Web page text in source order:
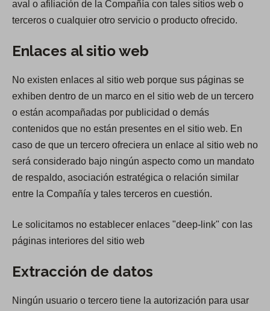
aval o afiliación de la Compañía con tales sitios web o
terceros o cualquier otro servicio o producto ofrecido.
Enlaces al sitio web
No existen enlaces al sitio web porque sus páginas se
exhiben dentro de un marco en el sitio web de un tercero
o están acompañadas por publicidad o demás
contenidos que no están presentes en el sitio web. En
caso de que un tercero ofreciera un enlace al sitio web no
será considerado bajo ningún aspecto como un mandato
de respaldo, asociación estratégica o relación similar
entre la Compañía y tales terceros en cuestión.
Le solicitamos no establecer enlaces "deep-link" con las
páginas interiores del sitio web
Extracción de datos
Ningún usuario o tercero tiene la autorización para usar